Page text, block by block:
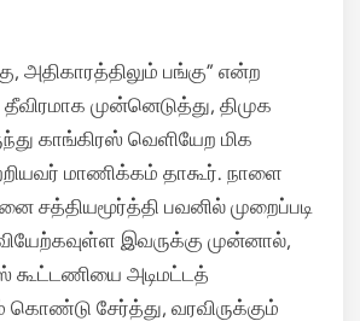
அதிகாரத்திலும் பங்கு” என்ற
முன்னெடுத்து, திமுக
காங்கிரஸ் வெளியேற மிக
மாணிக்கம் தாகூர். நாளை
சத்தியமூர்த்தி பவனில் முறைப்படி
இவருக்கு முன்னால்,
கூட்டணியை அடிமட்டத்
சேர்த்து, வரவிருக்கும்